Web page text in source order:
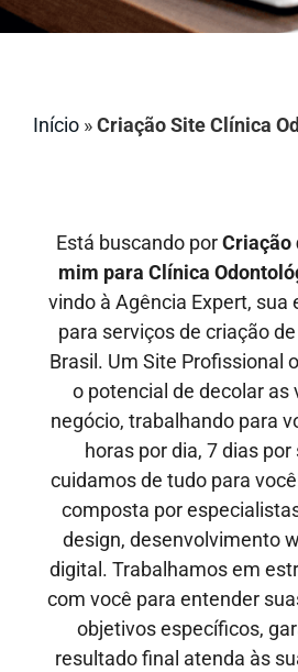
Início »Criação Site Clínica
Está buscando porCriação
mim para Clínica
vindo à Agência Expert, sua
para serviços de criação
Brasil. Um Site Profissional
o potencial de decolar as
negócio, trabalhando para
horas por dia, 7 dias
cuidamos de tudo para
composta por
design, desenvolvimento
digital. Trabalhamos em
com você para entender
objetivos específicos,
resultado final atenda às